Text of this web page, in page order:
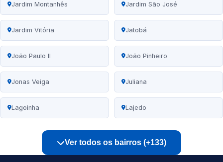
Jardim Montanhês Jardim São José
Jardim Vitória Jatobá
João Paulo II João Pinheiro
Jonas Veiga Juliana
Lagoinha Lajedo
Ver todos os bairros (+133)